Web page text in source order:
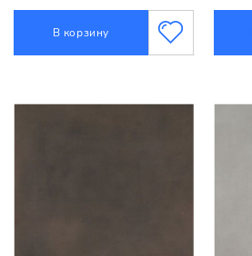
В корзину